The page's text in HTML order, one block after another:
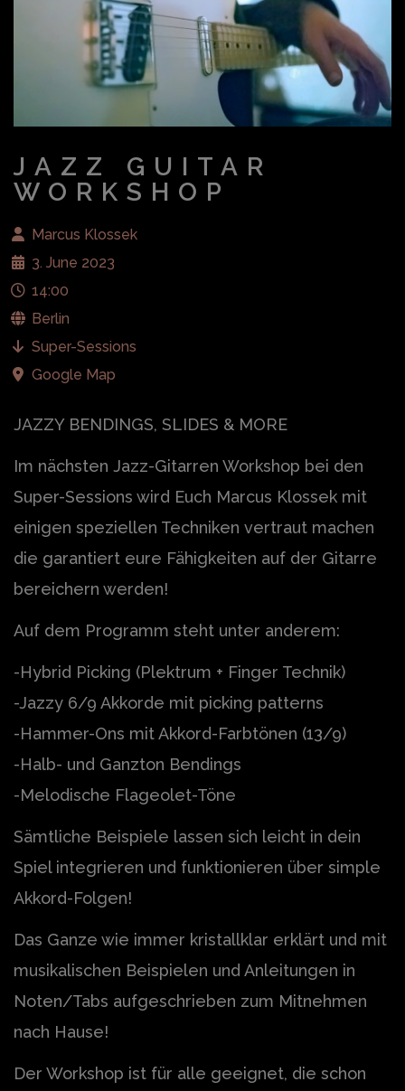
JAZZ GUITAR
WORKSHOP
Marcus Klossek
3. June 2023
14:00
Berlin
Super-Sessions
Google Map
JAZZY BENDINGS, SLIDES & MORE
Im nächsten Jazz-Gitarren Workshop bei den
Super-Sessions wird Euch Marcus Klossek mit
einigen speziellen Techniken vertraut machen
die garantiert eure Fähigkeiten auf der Gitarre
bereichern werden!
Auf dem Programm steht unter anderem:
-Hybrid Picking (Plektrum + Finger Technik)
-Jazzy 6/9 Akkorde mit picking patterns
-Hammer-Ons mit Akkord-Farbtönen (13/9)
-Halb- und Ganzton Bendings
-Melodische Flageolet-Töne
Sämtliche Beispiele lassen sich leicht in dein
Spiel integrieren und funktionieren über simple
Akkord-Folgen!
Das Ganze wie immer kristallklar erklärt und mit
musikalischen Beispielen und Anleitungen in
Noten/Tabs aufgeschrieben zum Mitnehmen
nach Hause!
Der Workshop ist für alle geeignet, die schon